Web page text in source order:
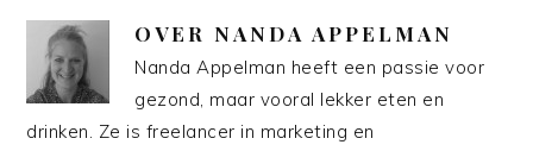
OVER NANDA APPELMAN
Nanda Appelman heeft een passie voor
gezond, maar vooral lekker eten en
drinken. Ze is freelancer in marketing en